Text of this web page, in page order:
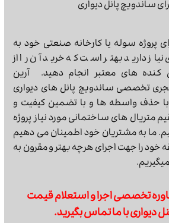
پروژه سوله یا کارخانه صنعتی خود به
دارید بهتر است که خرید آن را از
کنده های معتبر انجام دهید. آرین
تخصصی ساندویچ پانل های دیواری
با حذف واسطه ها و با تضمین کیفیت و
های ساختمانی مورد نیاز پروژه
ما به مشتریان خود اطمینان می دهیم
خود را جهت اجرای هرچه بهتر و مقرون به
تخصصی اجرا و استعلام قیمت
دیواری با ما تماس بگیرید.